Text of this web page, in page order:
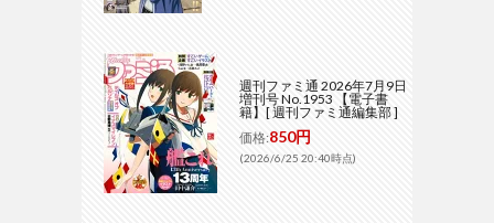
週刊ファミ通 2026年7月9日
増刊号 No.1953 【電子書
籍】[ 週刊ファミ通編集部 ]
価格:850円
(2026/6/25 20:40時点)